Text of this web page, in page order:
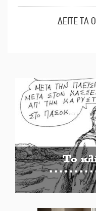
ΔΕΙΤΕ ΤΑ
Το
Του